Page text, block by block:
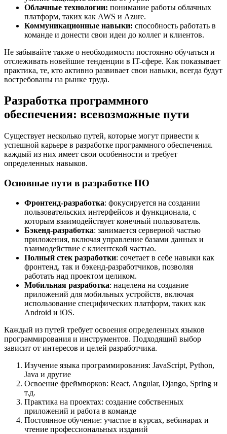
Облачные технологии: понимание работы облачных
платформ, таких как AWS и Azure.
Коммуникационные навыки: способность работать в
команде и донести свои идеи до коллег и клиентов.
Не забывайте также о необходимости постоянно обучаться и
отслеживать новейшие тенденции в IT-сфере. Как показывает
практика, те, кто активно развивает свои навыки, всегда будут
востребованы на рынке труда.
Разработка программного
обеспечения: всевозможные пути
Существует несколько путей, которые могут привести к
успешной карьере в разработке программного обеспечения.
каждый из них имеет свои особенности и требует
определенных навыков.
Основные пути в разработке ПО
Фронтенд-разработка: фокусируется на создании
пользовательских интерфейсов и функционала, с
которым взаимодействует конечный пользователь.
Бэкенд-разработка: занимается серверной частью
приложения, включая управление базами данных и
взаимодействие с клиентской частью.
Полный стек разработки: сочетает в себе навыки как
фронтенд, так и бэкенд-разработчиков, позволяя
работать над проектом целиком.
Мобильная разработка: нацелена на создание
приложений для мобильных устройств, включая
использование специфических платформ, таких как
Android и iOS.
Каждый из путей требует освоения определенных языков
программирования и инструментов. Подходящий выбор
зависит от интересов и целей разработчика.
Изучение языка программирования: JavaScript, Python,
Java и другие
Освоение фреймворков: React, Angular, Django, Spring и
т.д.
Практика на проектах: создание собственных
приложений и работа в команде
Постоянное обучение: участие в курсах, вебинарах и
чтение профессиональных изданий